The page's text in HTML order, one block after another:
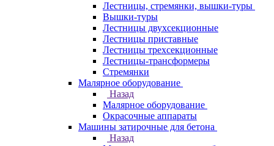
Лестницы, стремянки, вышки-туры
Вышки-туры
Лестницы двухсекционные
Лестницы приставные
Лестницы трехсекционные
Лестницы-трансформеры
Стремянки
Малярное оборудование
Назад
Малярное оборудование
Окрасочные аппараты
Машины затирочные для бетона
Назад